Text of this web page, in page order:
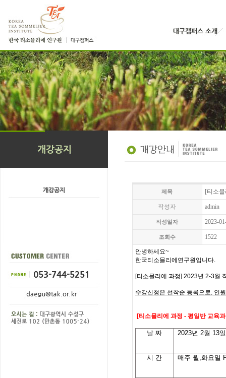
제목 [티소
작성자 admin
작성일자 2023-
조회수 1522
안녕하세요~
한국티소믈리에연구원입니다.
[티소믈리에 과정] 2023년 2-3월
수강신청은 선착순 등록으로, 인
[티소믈리에 과정 - 평일반 교육
날 짜 2023년 2월 13
시 간 매주 월,화요일